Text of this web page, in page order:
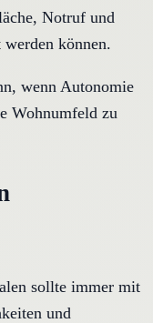
Notruf und
können.
wenn Autonomie
Wohnumfeld zu
sollte immer mit
und